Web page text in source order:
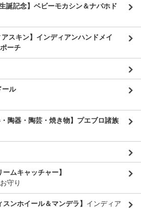
誕記念】ベビーモカシン＆ナバホド
スキン】インディアンハンドメイ
ーチ
ール
陶器・陶芸・焼き物】プエブロ諸族
ムキャッチャー】
守り
ンホイール＆マンデラ】 インディア